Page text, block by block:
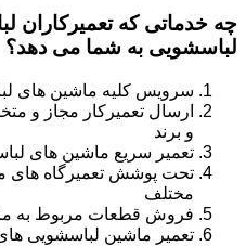
چه خدماتی که تعمیرکاران
لباسشویی به شما می دهد؟
سرویس کلیه ماشین های
ارسال تعمیرکار مجاز و
و برند
تعمیر سریع ماشین های
تحت پوشش تعمیرگاه های
مختلف
فروش قطعات مربوط به
تعمیر ماشین لباسشویی